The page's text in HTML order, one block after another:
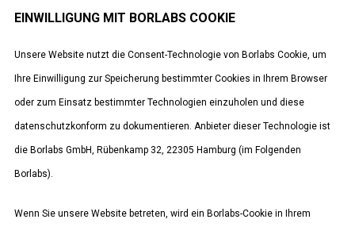
EINWILLIGUNG MIT BORLABS COOKIE
Unsere Website nutzt die Consent-Technologie von Borlabs Cookie, um
Ihre Einwilligung zur Speicherung bestimmter Cookies in Ihrem Browser
oder zum Einsatz bestimmter Technologien einzuholen und diese
datenschutzkonform zu dokumentieren. Anbieter dieser Technologie ist
die Borlabs GmbH, Rübenkamp 32, 22305 Hamburg (im Folgenden
Borlabs).
Wenn Sie unsere Website betreten, wird ein Borlabs-Cookie in Ihrem